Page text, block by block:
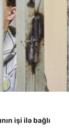
işi ilə bağlı